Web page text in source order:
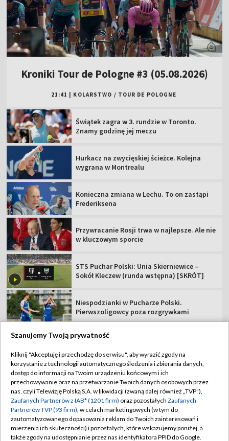
Kroniki Tour de Pologne #3 (05.08.2026)
21:41 KOLARSTWO / TOUR DE POLOGNE
Świątek zagra w 3. rundzie w Toronto.
Znamy godzinę jej meczu
Hurkacz na zwycięskiej ścieżce. Kolejna
wygrana w Montrealu
Konieczna zmiana w Lechu. To on zastąpi
Frederiksena
Przywracanie Rosji trwa w najlepsze. Ale nie
w kluczowym sporcie
STS Puchar Polski: Unia Skierniewice –
Sokół Kleczew (runda wstępna) [SKRÓT]
Niespodzianki w Pucharze Polski.
Pierwszoligowcy poza rozgrywkami
TVP
Abonament TVP
Sklep TVP
Biuro Reklamy
Oferta Handlowa
Regulamin TVP
Polityka prywatności
Moje zgody
Biuro reklamy
Szanujemy Twoją prywatność
Kliknij "Akceptuję i przechodzę do serwisu", aby wyrazić zgody na
korzystanie z technologii automatycznego śledzenia i zbierania danych,
dostęp do informacji na Twoim urządzeniu końcowym i ich
przechowywanie oraz na przetwarzanie Twoich danych osobowych przez
nas, czyli Telewizję Polską S.A. w likwidacji (zwaną dalej również „TVP”),
Zaufanych Partnerów z IAB* (1201 firm) oraz pozostałych Zaufanych
Partnerów TVP (93 firm), w celach marketingowych (w tym do
zautomatyzowanego dopasowania reklam do Twoich zainteresowań i
mierzenia ich skuteczności) i pozostałych, które wskazujemy poniżej, a
także zgody na udostępnianie przez nas identyfikatora PPID do Google.